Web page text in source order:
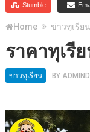
Stumble
Home ข่าวทุเรียน
ราคาทุเรี
ข่าวทุเรียน BY